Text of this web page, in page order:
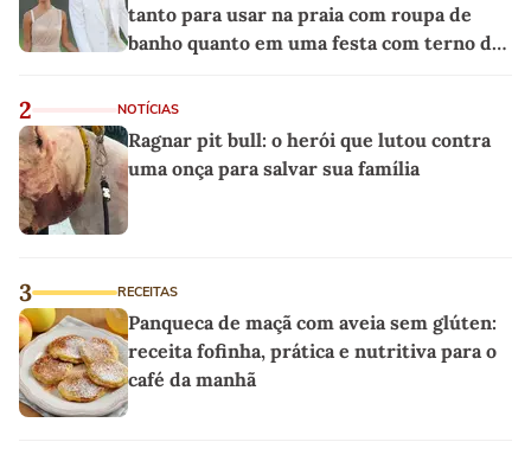
tanto para usar na praia com roupa de
banho quanto em uma festa com terno de
2 NOTÍCIAS
Ragnar pit bull: o herói que lutou contra
uma onça para salvar sua família
3 RECEITAS
Panqueca de maçã com aveia sem glúten:
receita fofinha, prática e nutritiva para o
café da manhã